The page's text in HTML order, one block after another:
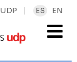
UDP ES EN